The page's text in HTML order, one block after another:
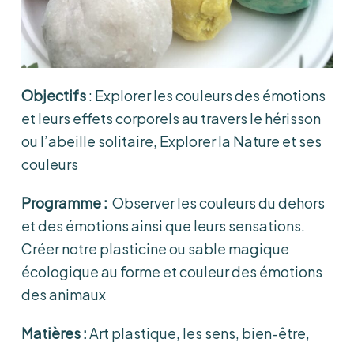
Objectifs: Explorer les couleurs des émotions
et leurs effets corporels au travers le hérisson
ou l’abeille solitaire, Explorer la Nature et ses
couleurs
Programme : Observer les couleurs du dehors
et des émotions ainsi que leurs sensations.
Créer notre plasticine ou sable magique
écologique au forme et couleur des émotions
des animaux
Matières :Art plastique, les sens, bien-être,